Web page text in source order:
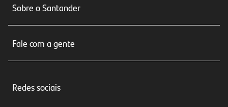
Seguros
Crédito e Financiamentos
Investimentos
Sobre o Santander
Fale com a gente
Central de Renegociação
Redes sociais